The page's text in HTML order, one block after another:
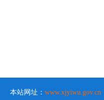
本站网址： www.xjyiwu.gov.cn